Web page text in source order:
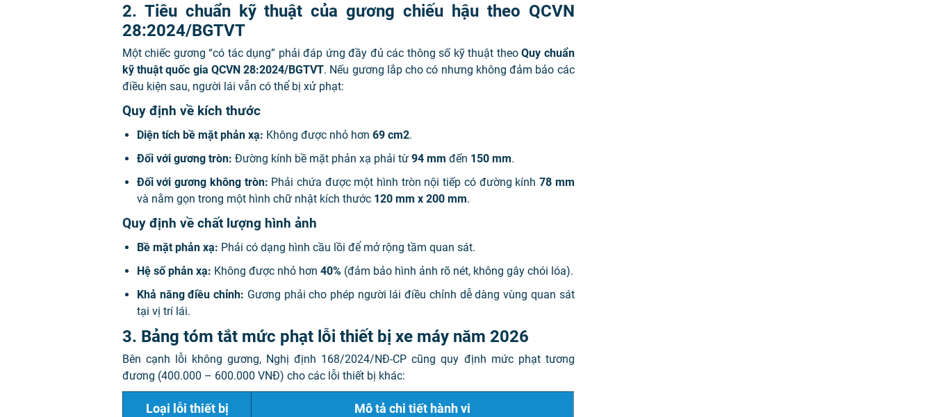
2. Tiêu chuẩn kỹ thuật của gương chiếu hậu theo QCVN
28:2024/BGTVT
Một chiếc gương “có tác dụng” phải đáp ứng đầy đủ các thông số kỹ thuật theoQuy chuẩn
kỹ thuật quốc gia QCVN 28:2024/BGTVT. Nếu gương lắp cho có nhưng không đảm bảo các
điều kiện sau, người lái vẫn có thể bị xử phạt:
Quy định về kích thước
Diện tích bề mặt phản xạ: Không được nhỏ hơn 69 cm2.
Đối với gương tròn: Đường kính bề mặt phản xạ phải từ 94 mm đến 150 mm.
Đối với gương không tròn: Phải chứa được một hình tròn nội tiếp có đường kính 78 mm
và nằm gọn trong một hình chữ nhật kích thước 120 mm x 200 mm.
Quy định về chất lượng hình ảnh
Bề mặt phản xạ: Phải có dạng hình cầu lồi để mở rộng tầm quan sát.
Hệ số phản xạ: Không được nhỏ hơn 40%(đảm bảo hình ảnh rõ nét, không gây chói lóa).
Khả năng điều chỉnh: Gương phải cho phép người lái điều chỉnh dễ dàng vùng quan sát
tại vị trí lái.
3. Bảng tóm tắt mức phạt lỗi thiết bị xe máy năm 2026
Bên cạnh lỗi không gương, Nghị định 168/2024/NĐ-CP cũng quy định mức phạt tương
đương (400.000 – 600.000 VNĐ) cho các lỗi thiết bị khác:
Loại lỗi thiết bị Mô tả chi tiết hành vi